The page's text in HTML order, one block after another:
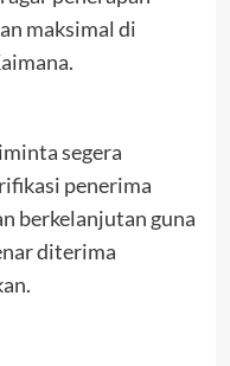
maksimal di
segera
penerima
berkelanjutan guna
diterima